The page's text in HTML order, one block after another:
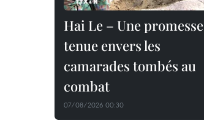
Hai Le – Une promesse
tenue envers les
camarades tombés au
combat
07/08/2026 00:30